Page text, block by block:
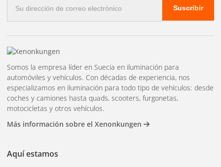
con mayor firmeza a la pintura y dura más tiempo,
generalmente de 3 a 6 meses. Proporciona un brillo más
nítido y similar al de un espejo en comparación con la cera
tradicional. Se aplica de la misma manera que la cera, pero
Protección cerámicaEl recubrimiento cerámico es la
solución más duradera. Un tratamiento cerámico
profesional puede durar de 2 a 5 años. La protección es
extremadamente dura, hidrófuga y resistente a los
de la pintura y su aplicación es más compleja.
electrónico
Suscribir
Somos la empresa líder en Suecia en iluminación para
automóviles y vehículos. Con décadas de experiencia, nos
especializamos en iluminación para todo tipo de vehículos: desde
coches y camiones hasta quads, scooters, furgonetas,
motocicletas y otros vehículos.
Más información sobre el Xenonkungen
Aquí estamos